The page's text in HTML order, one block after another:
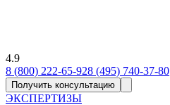
4.9
8 (800) 222-65-928 (495) 740-37-80
Получить консультацию
ЭКСПЕРТИЗЫ